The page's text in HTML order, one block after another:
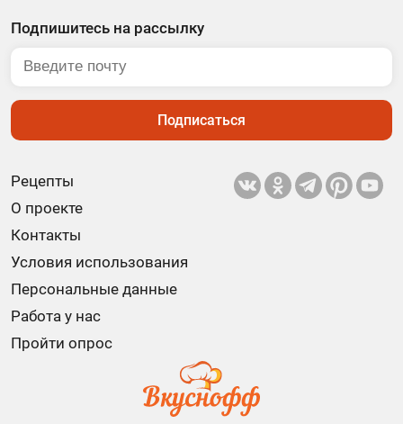
Рецепты
О проекте
Контакты
Условия использования
Персональные данные
Работа у нас
Пройти опрос
Подпишитесь на рассылку
Подписаться